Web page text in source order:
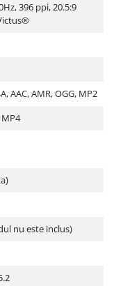
396 ppi, 20.5:9
AAC, AMR, OGG, MP2
MP4
nu este inclus)